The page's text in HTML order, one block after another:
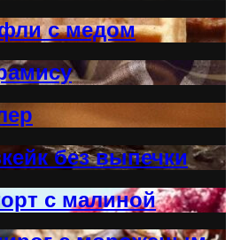
с медом
без выпечки
с малиной